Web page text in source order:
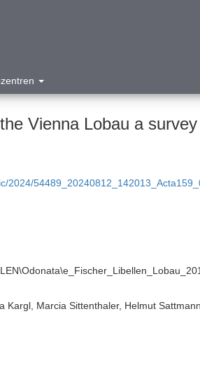
The dragonfly fauna
2024/
Kargl, Marcia Sittenthaler, Helmut